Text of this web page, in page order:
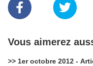
Vous aimerez
>> 1er octobre 2012 -